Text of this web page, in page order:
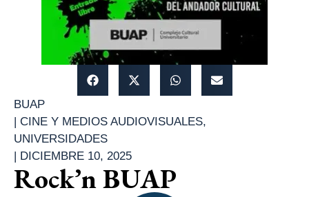
BUAP
| CINE Y MEDIOS AUDIOVISUALES,
UNIVERSIDADES
| DICIEMBRE 10, 2025
Rock’n BUAP